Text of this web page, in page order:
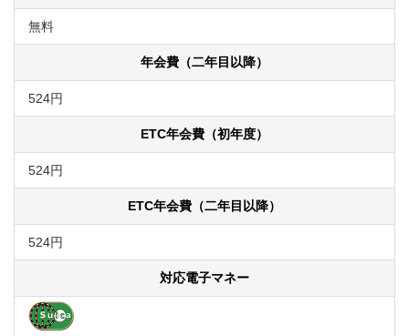
無料
年会費（二年目以降）
524円
ETC年会費（初年度）
524円
ETC年会費（二年目以降）
524円
対応電子マネー